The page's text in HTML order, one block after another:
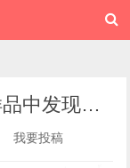
中国科学家首次在地外返回样品中发现赛石英_新奇科技 - 夜异区世界之最
我要投稿